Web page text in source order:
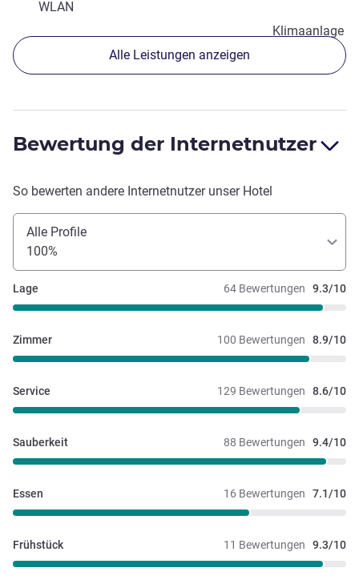
WLAN
Klimaanlage
Alle Leistungen anzeigen
Bewertung der Internetnutzer
So bewerten andere Internetnutzer unser Hotel
Alle Profile
100%
64 Bewertungen 9.3/10
Lage
100 Bewertungen 8.9/10
Zimmer
129 Bewertungen 8.6/10
Service
88 Bewertungen 9.4/10
Sauberkeit
16 Bewertungen 7.1/10
Essen
11 Bewertungen 9.3/10
Frühstück